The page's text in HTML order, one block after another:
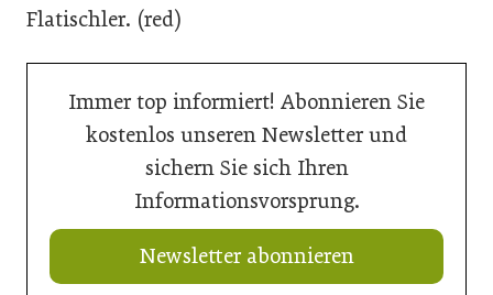
Flatischler. (red)
Immer top informiert! Abonnieren Sie
kostenlos unseren Newsletter und
sichern Sie sich Ihren
Informationsvorsprung.
Newsletter abonnieren